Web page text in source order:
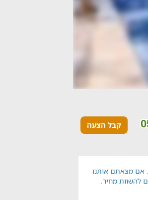
קבל הצעה
אם מצאתם אותנו
להשוות מחיר.